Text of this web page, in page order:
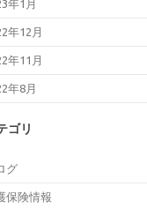
年1月
年12月
年11月
年8月
ゴリ
グ
保険情報